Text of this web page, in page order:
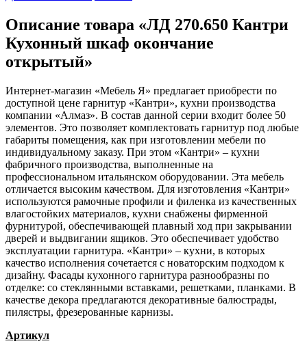
Описание товара «ЛД 270.650 Кантри
Кухонный шкаф окончание
открытый»
Интернет-магазин «Мебель Я» предлагает приобрести по
доступной цене гарнитур «Кантри», кухни производства
компании «Алмаз». В состав данной серии входит более 50
элементов. Это позволяет комплектовать гарнитур под любые
габариты помещения, как при изготовлении мебели по
индивидуальному заказу. При этом «Кантри» – кухни
фабричного производства, выполненные на
профессиональном итальянском оборудовании. Эта мебель
отличается высоким качеством. Для изготовления «Кантри»
используются рамочные профили и филенка из качественных
влагостойких материалов, кухни снабжены фирменной
фурнитурой, обеспечивающей плавный ход при закрывании
дверей и выдвигании ящиков. Это обеспечивает удобство
эксплуатации гарнитура. «Кантри» – кухни, в которых
качество исполнения сочетается с новаторским подходом к
дизайну. Фасады кухонного гарнитура разнообразны по
отделке: со стеклянными вставками, решетками, планками. В
качестве декора предлагаются декоративные балюстрады,
пилястры, фрезерованные карнизы.
Артикул